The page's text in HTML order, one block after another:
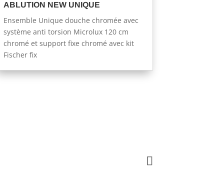
ABLUTION NEW UNIQUE
Ensemble Unique douche chromée avec
système anti torsion Microlux 120 cm
chromé et support fixe chromé avec kit
Fischer fix